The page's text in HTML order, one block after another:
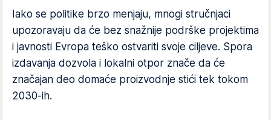
Iako se politike brzo menjaju, mnogi stručnjaci
upozoravaju da će bez snažnije podrške projektima
i javnosti Evropa teško ostvariti svoje ciljeve. Spora
izdavanja dozvola i lokalni otpor znače da će
značajan deo domaće proizvodnje stići tek tokom
2030-ih.